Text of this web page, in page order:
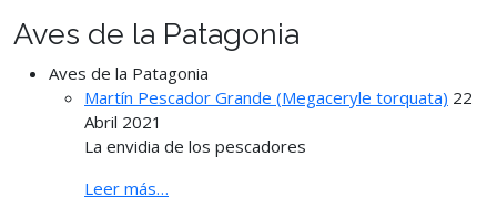
Aves de la Patagonia
Aves de la Patagonia
Martín Pescador Grande (Megaceryle torquata) 22
Abril 2021
La envidia de los pescadores
Leer más…